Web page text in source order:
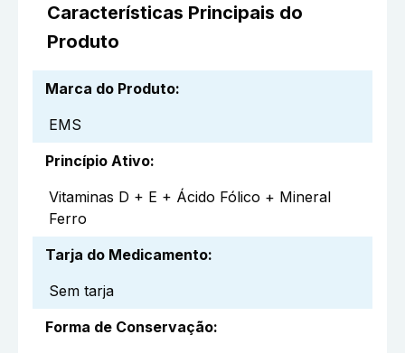
Características Principais do
Produto
Marca do Produto:
EMS
Princípio Ativo:
Vitaminas D + E + Ácido Fólico + Mineral
Ferro
Tarja do Medicamento:
Sem tarja
Forma de Conservação: